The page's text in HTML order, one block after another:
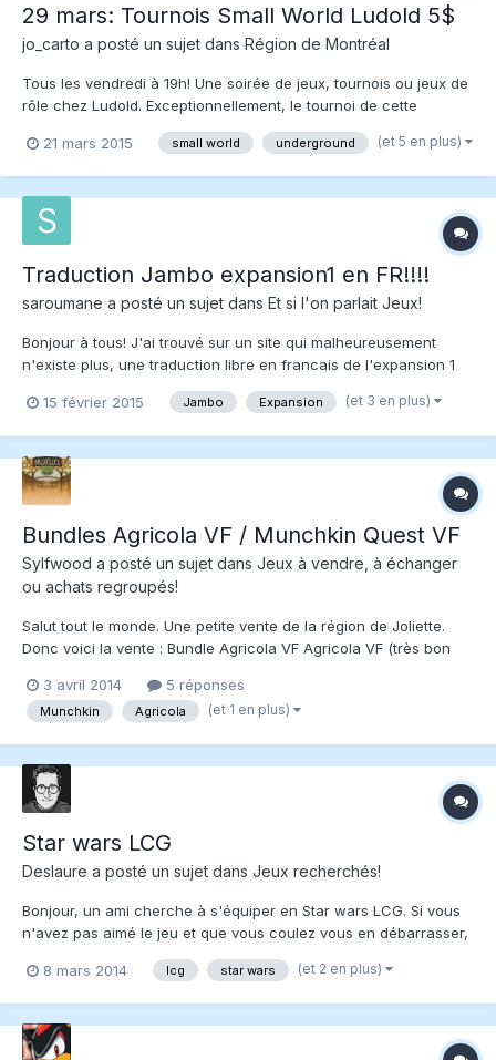
29 mars: Tournois Small World Ludold 5$
jo_carto a posté un sujet dans Région de Montréal
Tous les vendredi à 19h! Une soirée de jeux, tournois ou jeux de
rôle chez Ludold. Exceptionnellement, le tournoi de cette
propose le jeu Small World. L'entrée: 5$ = animation et 1
21 mars 2015 small world underground (et 5 en plus)
Traduction Jambo expansion1 en FR!!!!
saroumane a posté un sujet dans Et si l'on parlait Jeux!
Bonjour à tous! J'ai trouvé sur un site qui malheureusement
n'existe plus, une traduction libre en francais de l'expansion 1
de Jambo. J'espère que cela pourra vous aider à mieux
comprendre les cartes! Certaines d'entre elles demeurent
15 février 2015 Jambo Expansion (et 3 en plus)
Bundles Agricola VF / Munchkin Quest VF
Sylfwood a posté un sujet dans Jeux à vendre, à échanger
ou achats regroupés!
Salut tout le monde. Une petite vente de la région de Joliette.
Donc voici la vente : Bundle Agricola VF Agricola VF (très bon
(pratiquement neuf - joué 2 fois) VENDU Agricola - Championnat
Mondial VF (Neuf - déballé) VEN...
3 avril 2014 5 réponses
Munchkin Agricola (et 1 en plus)
Star wars LCG
Deslaure a posté un sujet dans Jeux recherchés!
Bonjour, un ami cherche à s'équiper en Star wars LCG. Si vous
n'avez pas aimé le jeu et que vous coulez vous en débarrasser,
8 mars 2014
lcg star wars (et 2 en plus)